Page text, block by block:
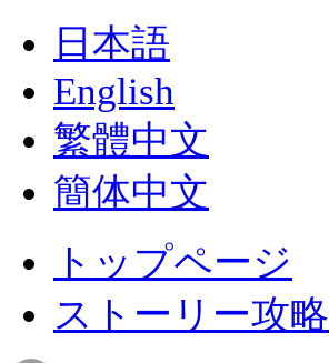
日本語
English
繁體中文
簡体中文
トップページ
ストーリー攻略